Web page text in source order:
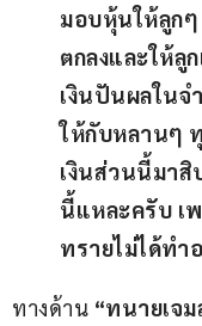
มอบหุ้นให้ลูก
ตกลงและให้ลู
เงินปันผลในจ
ให้กับหลานๆ
เงินส่วนนี้มาสิ
นี้แหละครับ เ
ทรายไม่ได้ทำ
ทางด้าน “ทนายเจ